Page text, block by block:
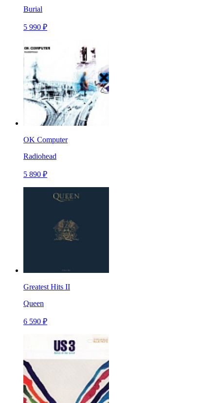
Burial
5 990 ₽
OK Computer
Radiohead
5 890 ₽
Greatest Hits II
Queen
6 590 ₽